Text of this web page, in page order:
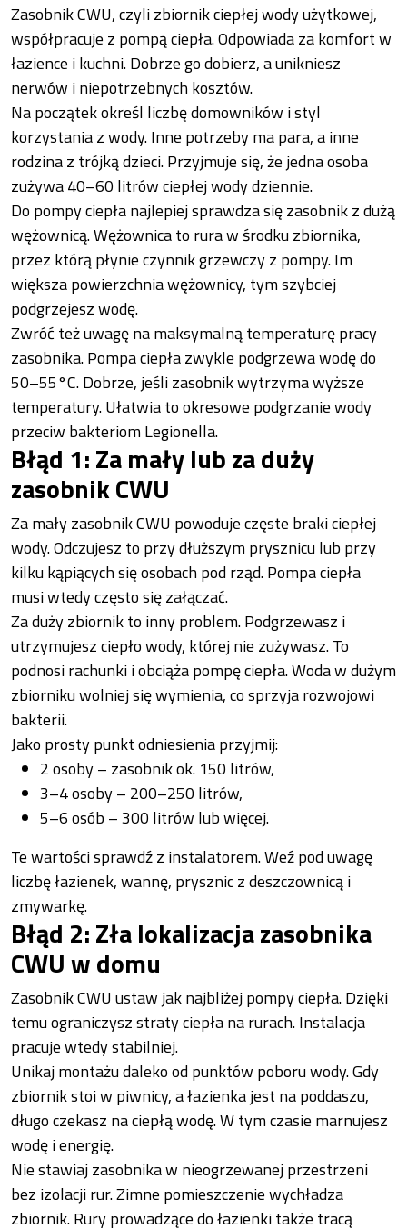
Zasobnik CWU, czyli zbiornik ciepłej wody użytkowej,
współpracuje z pompą ciepła. Odpowiada za komfort w
łazience i kuchni. Dobrze go dobierz, a unikniesz
nerwów i niepotrzebnych kosztów.
Na początek określ liczbę domowników i styl
korzystania z wody. Inne potrzeby ma para, a inne
rodzina z trójką dzieci. Przyjmuje się, że jedna osoba
zużywa 40–60 litrów ciepłej wody dziennie.
Do pompy ciepła najlepiej sprawdza się zasobnik z dużą
wężownicą. Wężownica to rura w środku zbiornika,
przez którą płynie czynnik grzewczy z pompy. Im
większa powierzchnia wężownicy, tym szybciej
podgrzejesz wodę.
Zwróć też uwagę na maksymalną temperaturę pracy
zasobnika. Pompa ciepła zwykle podgrzewa wodę do
50–55°C. Dobrze, jeśli zasobnik wytrzyma wyższe
temperatury. Ułatwia to okresowe podgrzanie wody
przeciw bakteriom Legionella.
Błąd 1: Za mały lub za duży
zasobnik CWU
Za mały zasobnik CWU powoduje częste braki ciepłej
wody. Odczujesz to przy dłuższym prysznicu lub przy
kilku kąpiących się osobach pod rząd. Pompa ciepła
musi wtedy często się załączać.
Za duży zbiornik to inny problem. Podgrzewasz i
utrzymujesz ciepło wody, której nie zużywasz. To
podnosi rachunki i obciąża pompę ciepła. Woda w dużym
zbiorniku wolniej się wymienia, co sprzyja rozwojowi
bakterii.
Jako prosty punkt odniesienia przyjmij:
2 osoby – zasobnik ok. 150 litrów,
3–4 osoby – 200–250 litrów,
5–6 osób – 300 litrów lub więcej.
Te wartości sprawdź z instalatorem. Weź pod uwagę
liczbę łazienek, wannę, prysznic z deszczownicą i
zmywarkę.
Błąd 2: Zła lokalizacja zasobnika
CWU w domu
Zasobnik CWU ustaw jak najbliżej pompy ciepła. Dzięki
temu ograniczysz straty ciepła na rurach. Instalacja
pracuje wtedy stabilniej.
Unikaj montażu daleko od punktów poboru wody. Gdy
zbiornik stoi w piwnicy, a łazienka jest na poddaszu,
długo czekasz na ciepłą wodę. W tym czasie marnujesz
wodę i energię.
Nie stawiaj zasobnika w nieogrzewanej przestrzeni
bez izolacji rur. Zimne pomieszczenie wychładza
zbiornik. Rury prowadzące do łazienki także tracą